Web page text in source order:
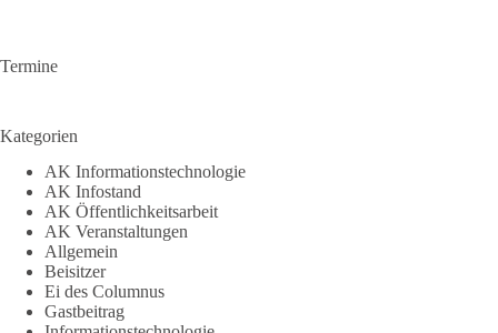
Termine
Kategorien
AK Informationstechnologie
AK Infostand
AK Öffentlichkeitsarbeit
AK Veranstaltungen
Allgemein
Beisitzer
Ei des Columnus
Gastbeitrag